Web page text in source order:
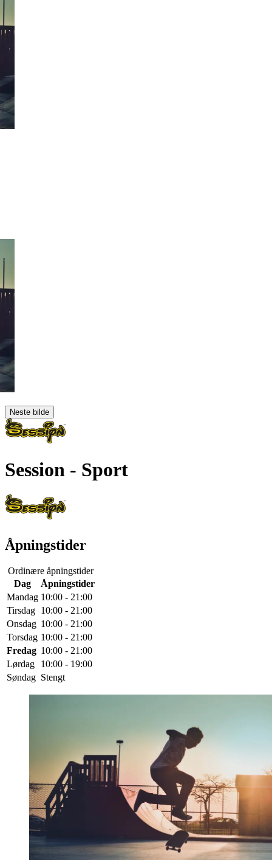
Neste bilde
Session - Sport
Åpningstider
Ordinære åpningstider
Dag
Åpningstider
Mandag 10:00 - 21:00
Tirsdag 10:00 - 21:00
Onsdag 10:00 - 21:00
Torsdag 10:00 - 21:00
Fredag 10:00 - 21:00
Lørdag
10:00 - 19:00
Søndag Stengt